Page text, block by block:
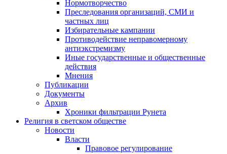
Нормотворчество
Преследования организаций, СМИ и
частных лиц
Избирательные кампании
Противодействие неправомерному
антиэкстремизму
Иные государственные и общественные
действия
Мнения
Публикации
Документы
Архив
Хроники фильтрации Рунета
Религия в светском обществе
Новости
Власти
Правовое регулирование